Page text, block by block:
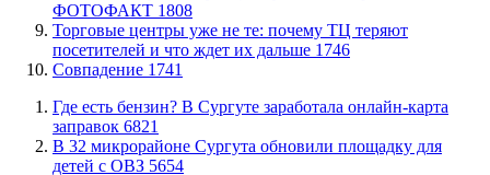
ФОТОФАКТ 1808
Торговые центры уже не те: почему ТЦ теряют
посетителей и что ждет их дальше 1746
​Совпадение 1741
​Где есть бензин? В Сургуте заработала онлайн-карта
заправок 6821
В 32 микрорайоне Сургута обновили площадку для
детей с ОВЗ 5654